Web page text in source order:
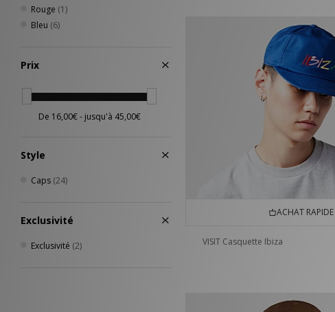
Rouge (1)
Bleu (6)
Prix
Style
Caps (24)
Exclusivité
Exclusivité (2)
ACHAT RAPIDE
VISIT Casquette Ibiza